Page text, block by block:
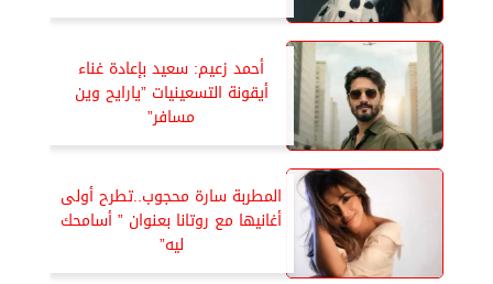
أحمد زعيم: سعيد بإعادة غناء
أيقونة التسعينيات ”يارايح وين
مسافر”
المطربة سارة محجوب..تطرح أولى
أغانيها مع روتانا بعنوان ” أسامحك
ليه”